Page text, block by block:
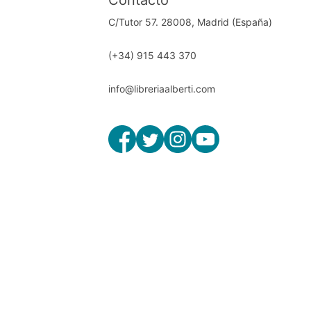
C/Tutor 57. 28008, Madrid (España)
(+34) 915 443 370
info@libreriaalberti.com